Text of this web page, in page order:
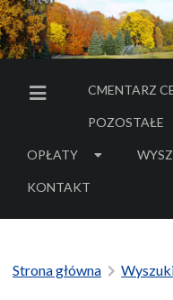
MENU BOCZNE
CMENTARZ
POZOSTAŁE
OPŁATY
KONTAKT
Strona główna